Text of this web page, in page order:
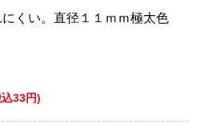
くい。直径１１ｍｍ極太色
33円)